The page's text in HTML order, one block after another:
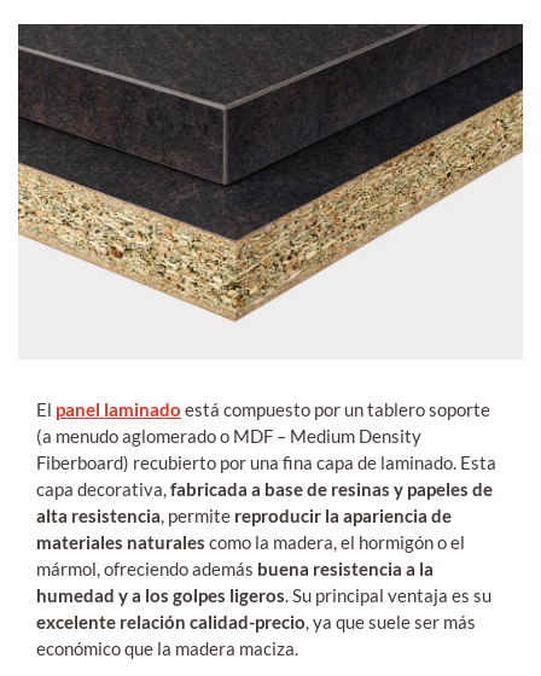
El panel laminado está compuesto por un tablero soporte
(a menudo aglomerado o MDF – Medium Density
Fiberboard) recubierto por una fina capa de laminado. Esta
capa decorativa,fabricada a base de resinas y papeles de
alta resistencia, permite reproducir la apariencia de
materiales naturales como la madera, el hormigón o el
mármol, ofreciendo además buena resistencia a la
humedad y a los golpes ligeros. Su principal ventaja es su
excelente relación calidad-precio, ya que suele ser más
económico que la madera maciza.